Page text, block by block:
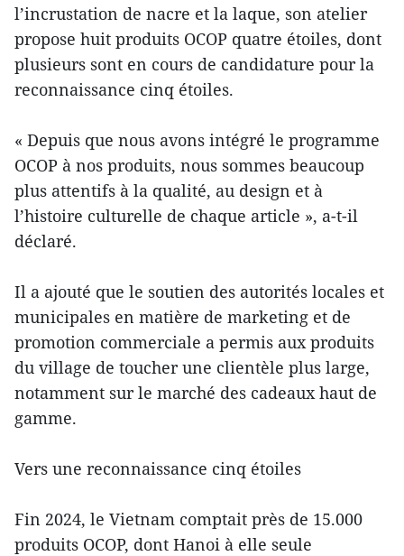
l’incrustation de nacre et la laque, son atelier
propose huit produits OCOP quatre étoiles, dont
plusieurs sont en cours de candidature pour la
reconnaissance cinq étoiles.
« Depuis que nous avons intégré le programme
OCOP à nos produits, nous sommes beaucoup
plus attentifs à la qualité, au design et à
l’histoire culturelle de chaque article », a-t-il
déclaré.
Il a ajouté que le soutien des autorités locales et
municipales en matière de marketing et de
promotion commerciale a permis aux produits
du village de toucher une clientèle plus large,
notamment sur le marché des cadeaux haut de
gamme.
Vers une reconnaissance cinq étoiles
Fin 2024, le Vietnam comptait près de 15.000
produits OCOP, dont Hanoi à elle seule